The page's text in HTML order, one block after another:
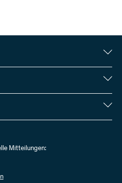
(SNF)
zu den vom SNF
und Förderbeiträgen:
Mitteilungen: